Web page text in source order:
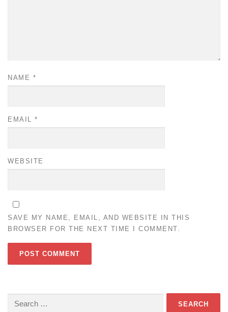
NAME *
EMAIL *
WEBSITE
SAVE MY NAME, EMAIL, AND WEBSITE IN THIS
BROWSER FOR THE NEXT TIME I COMMENT.
Search